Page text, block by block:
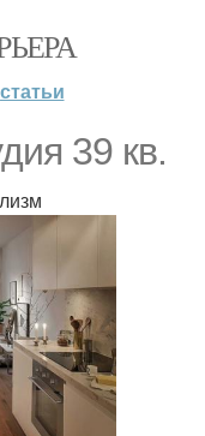
статьи
39 кв.